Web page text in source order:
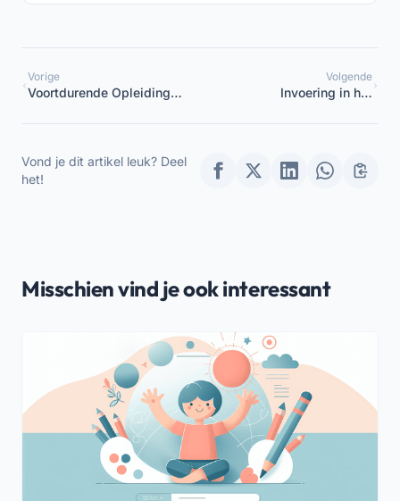
Vorige
Voortdurende Opleiding
Volgende
Invoering in het
Vond je dit artikel leuk? Deel
het!
Misschien vind je ook interessant